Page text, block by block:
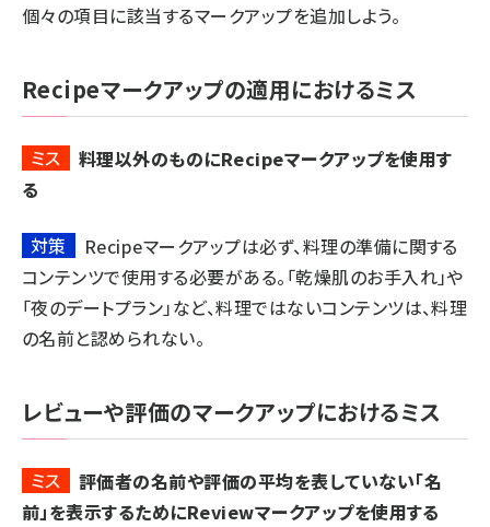
個々の項目に該当するマークアップを追加しよう。
Recipeマークアップの適用におけるミス
ミス
料理以外のものにRecipeマークアップを使用す
る
対策
Recipeマークアップは必ず、料理の準備に関する
コンテンツで使用する必要がある。「乾燥肌のお手入れ」や
「夜のデートプラン」など、料理ではないコンテンツは、料理
の名前と認められない。
レビューや評価のマークアップにおけるミス
ミス
評価者の名前や評価の平均を表していない「名
前」を表示するためにReviewマークアップを使用する